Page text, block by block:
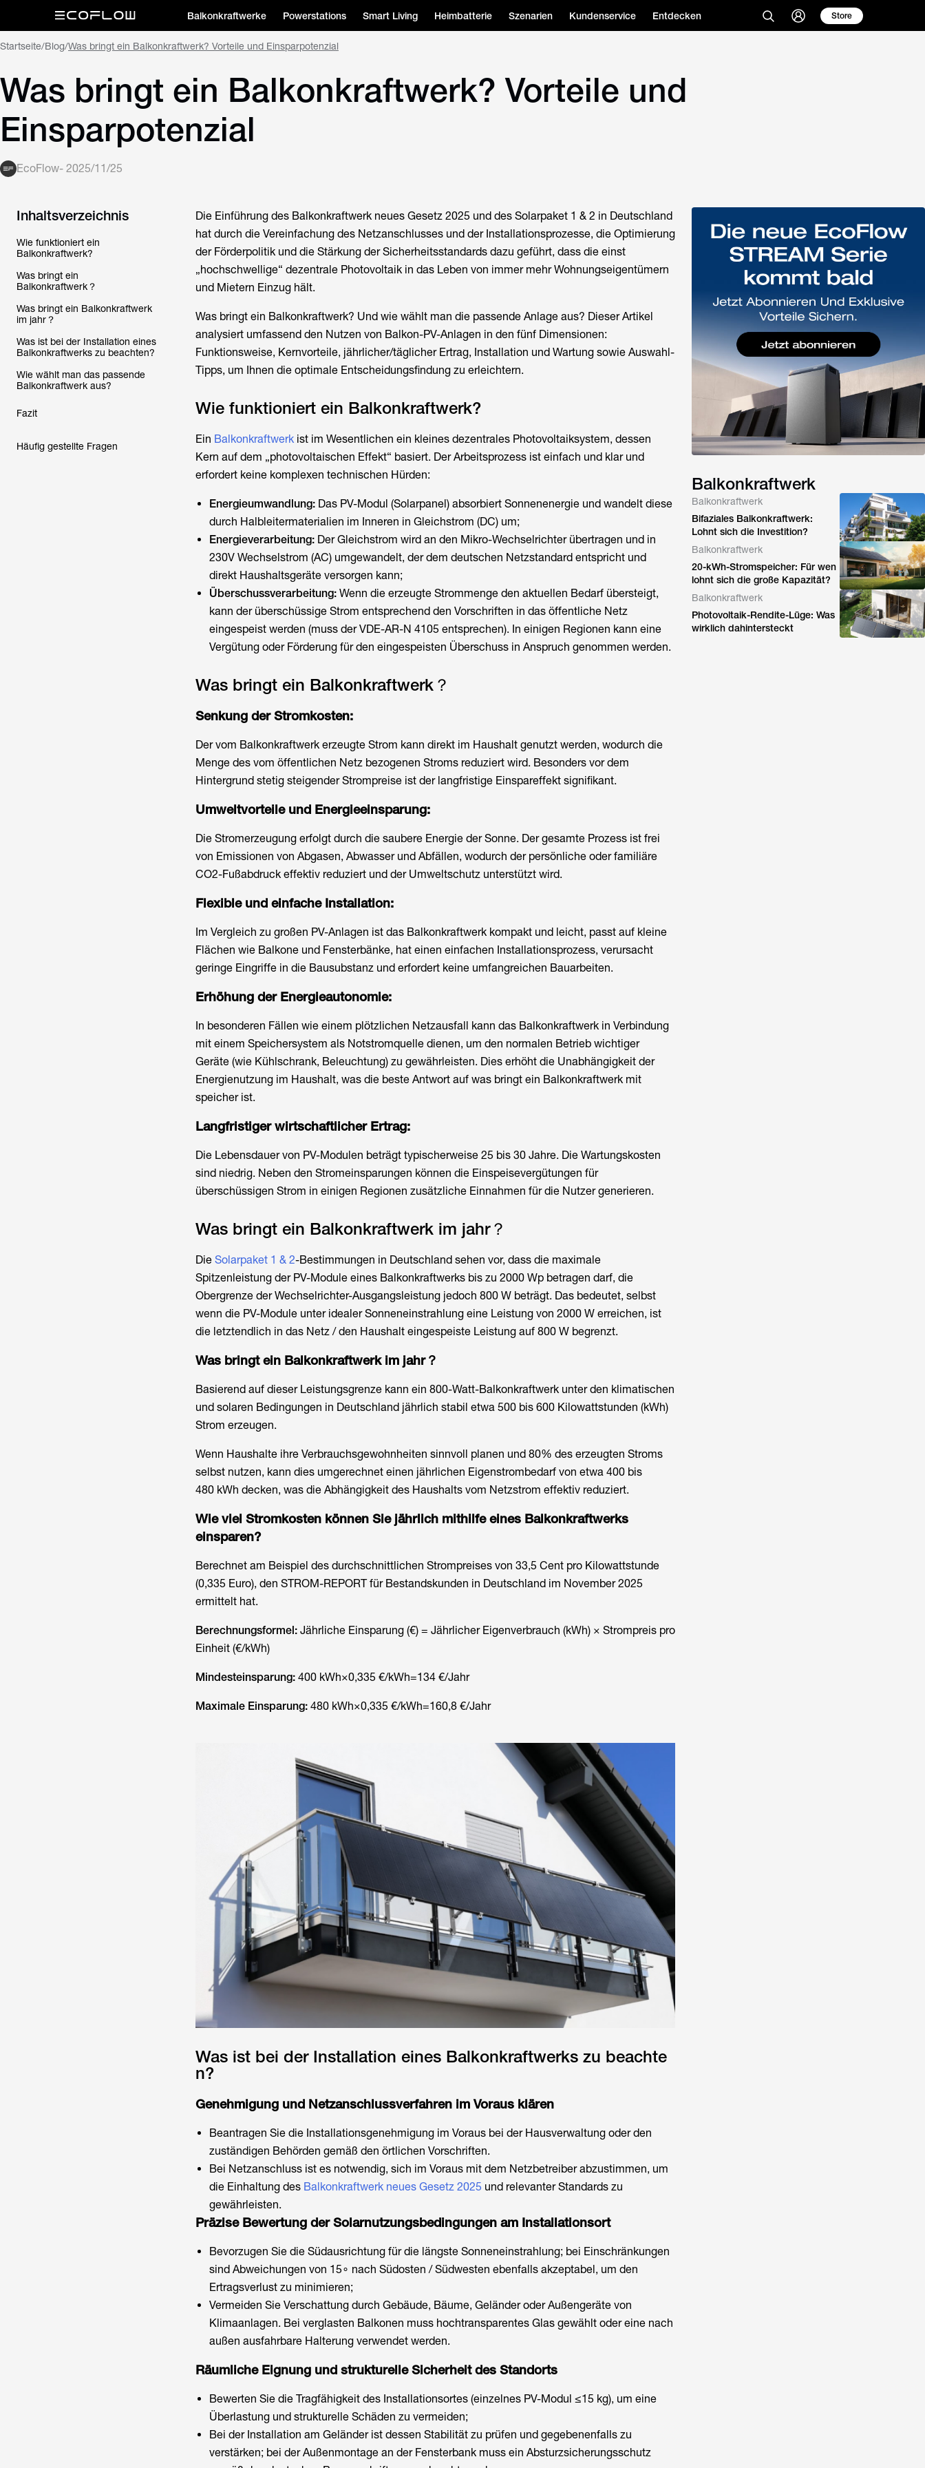
Balkonkraftwerke Powerstations Smart Living Heimbatterie Szenarien Kundenservice Entdecken Store
Startseite/Blog/Was bringt ein Balkonkraftwerk? Vorteile und Einsparpotenzial
Was bringt ein Balkonkraftwerk? Vorteile und
Einsparpotenzial
EcoFlow- 2025/11/25
Inhaltsverzeichnis
Wie funktioniert ein
Balkonkraftwerk?
Was bringt ein
Balkonkraftwerk？
Was bringt ein Balkonkraftwerk
im jahr？
Was ist bei der Installation eines
Balkonkraftwerks zu beachten?
Wie wählt man das passende
Balkonkraftwerk aus?
Fazit
Häufig gestellte Fragen
Die Einführung des Balkonkraftwerk neues Gesetz 2025 und des Solarpaket 1 & 2 in Deutschland
hat durch die Vereinfachung des Netzanschlusses und der Installationsprozesse, die Optimierung
der Förderpolitik und die Stärkung der Sicherheitsstandards dazu geführt, dass die einst
„hochschwellige“ dezentrale Photovoltaik in das Leben von immer mehr Wohnungseigentümern
und Mietern Einzug hält.
Was bringt ein Balkonkraftwerk? Und wie wählt man die passende Anlage aus? Dieser Artikel
analysiert umfassend den Nutzen von Balkon-PV-Anlagen in den fünf Dimensionen:
Funktionsweise, Kernvorteile, jährlicher/täglicher Ertrag, Installation und Wartung sowie Auswahl-
Tipps, um Ihnen die optimale Entscheidungsfindung zu erleichtern.
Wie funktioniert ein Balkonkraftwerk?
Ein Balkonkraftwerkist im Wesentlichen ein kleines dezentrales Photovoltaiksystem, dessen
Kern auf dem „photovoltaischen Effekt“ basiert. Der Arbeitsprozess ist einfach und klar und
erfordert keine komplexen technischen Hürden:
Energieumwandlung:Das PV-Modul (Solarpanel) absorbiert Sonnenenergie und wandelt diese
durch Halbleitermaterialien im Inneren in Gleichstrom (DC) um;
Energieverarbeitung: Der Gleichstrom wird an den Mikro-Wechselrichter übertragen und in
230V Wechselstrom (AC) umgewandelt, der dem deutschen Netzstandard entspricht und
direkt Haushaltsgeräte versorgen kann;
Überschussverarbeitung:Wenn die erzeugte Strommenge den aktuellen Bedarf übersteigt,
kann der überschüssige Strom entsprechend den Vorschriften in das öffentliche Netz
eingespeist werden (muss der VDE-AR-N 4105 entsprechen). In einigen Regionen kann eine
Vergütung oder Förderung für den eingespeisten Überschuss in Anspruch genommen werden.
Was bringt ein Balkonkraftwerk？
Senkung der Stromkosten:
Der vom Balkonkraftwerk erzeugte Strom kann direkt im Haushalt genutzt werden, wodurch die
Menge des vom öffentlichen Netz bezogenen Stroms reduziert wird. Besonders vor dem
Hintergrund stetig steigender Strompreise ist der langfristige Einspareffekt signifikant.
Umweltvorteile und Energieeinsparung:
Die Stromerzeugung erfolgt durch die saubere Energie der Sonne. Der gesamte Prozess ist frei
von Emissionen von Abgasen, Abwasser und Abfällen, wodurch der persönliche oder familiäre
CO2-Fußabdruck effektiv reduziert und der Umweltschutz unterstützt wird.
Flexible und einfache Installation:
Im Vergleich zu großen PV-Anlagen ist das Balkonkraftwerk kompakt und leicht, passt auf kleine
Flächen wie Balkone und Fensterbänke, hat einen einfachen Installationsprozess, verursacht
geringe Eingriffe in die Bausubstanz und erfordert keine umfangreichen Bauarbeiten.
Erhöhung der Energieautonomie:
In besonderen Fällen wie einem plötzlichen Netzausfall kann das Balkonkraftwerk in Verbindung
mit einem Speichersystem als Notstromquelle dienen, um den normalen Betrieb wichtiger
Geräte (wie Kühlschrank, Beleuchtung) zu gewährleisten. Dies erhöht die Unabhängigkeit der
Energienutzung im Haushalt, was die beste Antwort aufwas bringt ein Balkonkraftwerk mit
speicherist.
Langfristiger wirtschaftlicher Ertrag:
Die Lebensdauer von PV-Modulen beträgt typischerweise 25 bis 30 Jahre. Die Wartungskosten
sind niedrig. Neben den Stromeinsparungen können die Einspeisevergütungen für
überschüssigen Strom in einigen Regionen zusätzliche Einnahmen für die Nutzer generieren.
Was bringt ein Balkonkraftwerk im jahr？
Die Solarpaket 1 & 2-Bestimmungen in Deutschland sehen vor, dass die maximale
Spitzenleistung der PV-Module eines Balkonkraftwerks bis zu 2000 Wp betragen darf, die
Obergrenze der Wechselrichter-Ausgangsleistung jedoch 800 W beträgt. Das bedeutet, selbst
wenn die PV-Module unter idealer Sonneneinstrahlung eine Leistung von 2000 W erreichen, ist
die letztendlich in das Netz / den Haushalt eingespeiste Leistung auf 800 W begrenzt.
Was bringt ein Balkonkraftwerk im jahr？
Basierend auf dieser Leistungsgrenze kann ein 800-Watt-Balkonkraftwerk unter den klimatischen
und solaren Bedingungen in Deutschland jährlich stabil etwa 500 bis 600 Kilowattstunden (kWh)
Strom erzeugen.
Wenn Haushalte ihre Verbrauchsgewohnheiten sinnvoll planen und 80% des erzeugten Stroms
selbst nutzen, kann dies umgerechnet einen jährlichen Eigenstrombedarf von etwa 400 bis
480 kWh decken, was die Abhängigkeit des Haushalts vom Netzstrom effektiv reduziert.
Wie viel Stromkosten können Sie jährlich mithilfe eines Balkonkraftwerks
einsparen?
Berechnet am Beispiel des durchschnittlichen Strompreises von 33,5 Cent pro Kilowattstunde
(0,335 Euro), den STROM-REPORT für Bestandskunden in Deutschland im November 2025
ermittelt hat.
Berechnungsformel:Jährliche Einsparung (€) = Jährlicher Eigenverbrauch (kWh) × Strompreis pro
Einheit (€/kWh)
Mindesteinsparung:400 kWh×0,335 €/kWh=134 €/Jahr
Maximale Einsparung: 480 kWh×0,335 €/kWh=160,8 €/Jahr
Was ist bei der Installation eines Balkonkraftwerks zu beachte
n?
Genehmigung und Netzanschlussverfahren im Voraus klären
Beantragen Sie die Installationsgenehmigung im Voraus bei der Hausverwaltung oder den
zuständigen Behörden gemäß den örtlichen Vorschriften.
Bei Netzanschluss ist es notwendig, sich im Voraus mit dem Netzbetreiber abzustimmen, um
die Einhaltung des Balkonkraftwerk neues Gesetz 2025 und relevanter Standards zu
gewährleisten.
Präzise Bewertung der Solarnutzungsbedingungen am Installationsort
Bevorzugen Sie die Südausrichtung für die längste Sonneneinstrahlung; bei Einschränkungen
sind Abweichungen von 15∘ nach Südosten / Südwesten ebenfalls akzeptabel, um den
Ertragsverlust zu minimieren;
Vermeiden Sie Verschattung durch Gebäude, Bäume, Geländer oder Außengeräte von
Klimaanlagen. Bei verglasten Balkonen muss hochtransparentes Glas gewählt oder eine nach
außen ausfahrbare Halterung verwendet werden.
Räumliche Eignung und strukturelle Sicherheit des Standorts
Bewerten Sie die Tragfähigkeit des Installationsortes (einzelnes PV-Modul ≤15 kg), um eine
Überlastung und strukturelle Schäden zu vermeiden;
Bei der Installation am Geländer ist dessen Stabilität zu prüfen und gegebenenfalls zu
verstärken; bei der Außenmontage an der Fensterbank muss ein Absturzsicherungsschutz
Balkonkraftwerk
Balkonkraftwerk
Bifaziales Balkonkraftwerk:
Lohnt sich die Investition?
Balkonkraftwerk
20-kWh-Stromspeicher: Für wen
lohnt sich die große Kapazität?
Balkonkraftwerk
Photovoltaik-Rendite-Lüge: Was
wirklich dahintersteckt